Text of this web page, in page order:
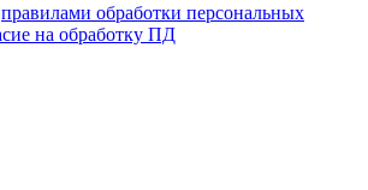
правилами обработки персональных
на обработку ПД